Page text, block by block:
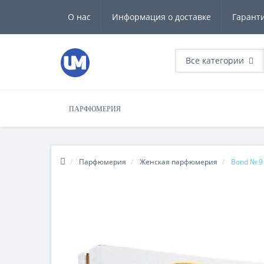
О нас Информация о доставке
Все категории
ПАРФЮМЕРИЯ
Парфюмерия Женская парфюмерия Bond №